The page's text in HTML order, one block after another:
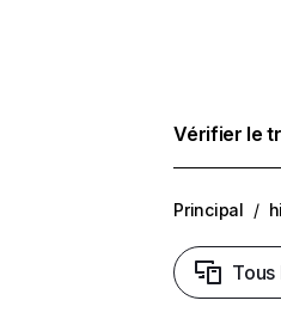
Vérifier le
Principal /
Tous